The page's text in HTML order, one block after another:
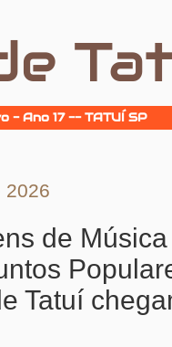
Ano 17 -- TATUÍ SP
2026
de
Tatuí